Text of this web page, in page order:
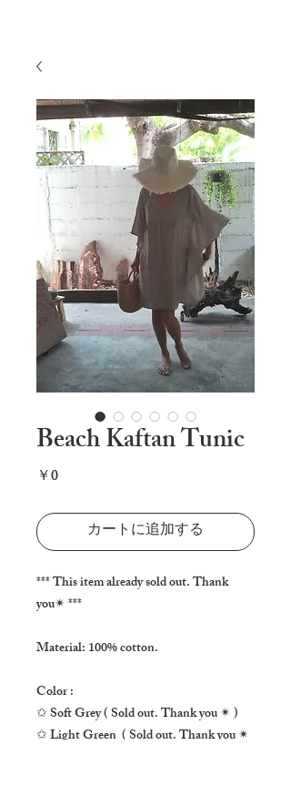
Beach Kaftan Tunic
￥0価
カートに追加する
*** This item already sold out. Thank
you✴ ***
Material: 100% cotton.
Color :
✩ Soft Grey ( Sold out. Thank you ✴ )
✩ Light Green  ( Sold out. Thank you ✴